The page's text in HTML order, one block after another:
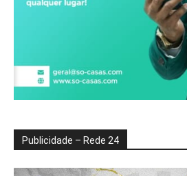
Publicidade – Rede 24